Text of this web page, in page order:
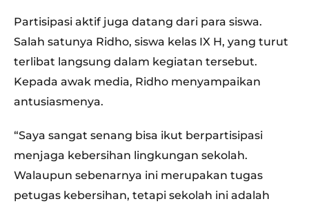
Partisipasi aktif juga datang dari para siswa.
Salah satunya Ridho, siswa kelas IX H, yang turut
terlibat langsung dalam kegiatan tersebut.
Kepada awak media, Ridho menyampaikan
antusiasmenya.
“Saya sangat senang bisa ikut berpartisipasi
menjaga kebersihan lingkungan sekolah.
Walaupun sebenarnya ini merupakan tugas
petugas kebersihan, tetapi sekolah ini adalah